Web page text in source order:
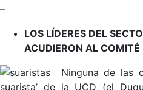
–
LOS LÍDERES DEL
ACUDIERON AL COMITÉ
Ninguna de las
suarista’ de la UCD (el